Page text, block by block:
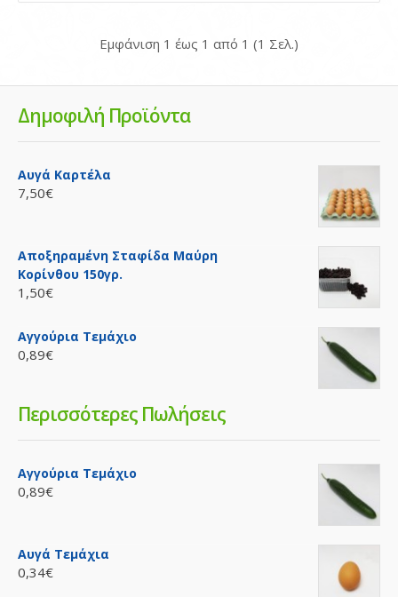
Προσθήκη στη σύγκρηση
Εμφάνιση 1 έως 1 από 1 (1 Σελ.)
Δημοφιλή Προϊόντα
Αυγά Καρτέλα
7,50€
Αποξηραμένη Σταφίδα Μαύρη
Κορίνθου 150γρ.
1,50€
Αγγούρια Τεμάχιο
0,89€
Περισσότερες Πωλήσεις
Αγγούρια Τεμάχιο
0,89€
Αυγά Τεμάχια
0,34€